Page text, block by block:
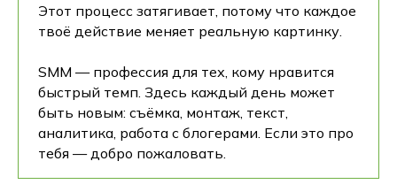
Этот процесс затягивает, потому что каждое
твоё действие меняет реальную картинку.
SMM — профессия для тех, кому нравится
быстрый темп. Здесь каждый день может
быть новым: съёмка, монтаж, текст,
аналитика, работа с блогерами. Если это про
тебя — добро пожаловать.